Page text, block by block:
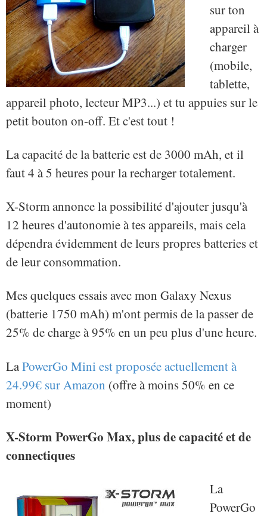
sur ton
appareil à
charger
(mobile,
tablette,
appareil photo, lecteur MP3...) et tu appuies sur le
petit bouton on-off. Et c'est tout !
La capacité de la batterie est de 3000 mAh, et il
faut 4 à 5 heures pour la recharger totalement.
X-Storm annonce la possibilité d'ajouter jusqu'à
12 heures d'autonomie à tes appareils, mais cela
dépendra évidemment de leurs propres batteries et
de leur consommation.
Mes quelques essais avec mon Galaxy Nexus
(batterie 1750 mAh) m'ont permis de la passer de
25% de charge à 95% en un peu plus d'une heure.
LaPowerGo Mini est proposée actuellement à
24.99€ sur Amazon (offre à moins 50% en ce
moment)
X-Storm PowerGo Max, plus de capacité et de
connectiques
La
PowerGo